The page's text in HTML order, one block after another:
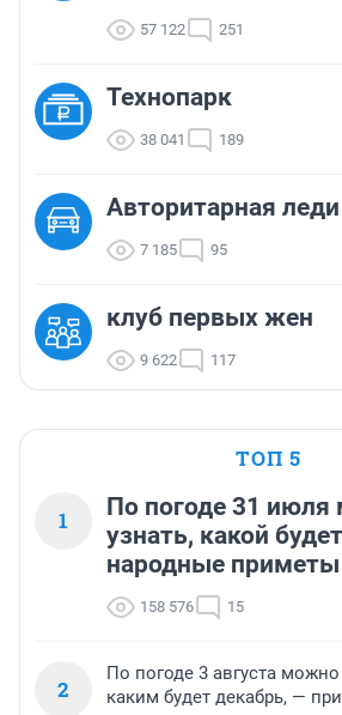
57 122 251
Технопарк
38 041 189
Авторитарная леди
7 185 95
клуб первых жен
9 622 117
ТОП 5
1
По погоде 31
узнать, какой
народные приметы
158 576 15
2
По погоде 3 августа
каким будет декабрь, —